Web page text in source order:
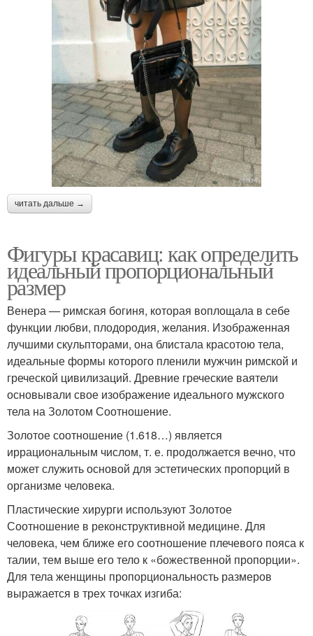
читать дальше →
Фигуры красавиц: как определить
идеальный пропорциональный
размер
Венера — римская богиня, которая воплощала в себе
функции любви, плодородия, желания. Изображенная
лучшими скульпторами, она блистала красотою тела,
идеальные формы которого пленили мужчин римской и
греческой цивилизаций. Древние греческие ваятели
основывали свое изображение идеального мужского
тела на Золотом Соотношение.
Золотое соотношение (1.618…) является
иррациональным числом, т. е. продолжается вечно, что
может служить основой для эстетических пропорций в
организме человека.
Пластические хирурги используют Золотое
Соотношение в реконструктивной медицине. Для
человека, чем ближе его соотношение плечевого пояса к
талии, тем выше его тело к «божественной пропорции».
Для тела женщины пропорциональность размеров
выражается в трех точках изгиба: